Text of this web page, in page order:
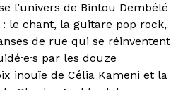
l’univers de Bintou Dembélé
: le chant, la guitare pop rock,
de rue qui se réinventent
par les douze
inouïe de Célia Kameni et la